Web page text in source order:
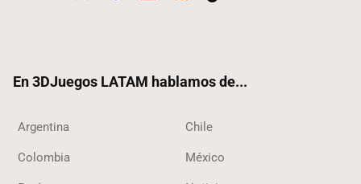
En 3DJuegos LATAM hablamos de...
Argentina Chile
Colombia México